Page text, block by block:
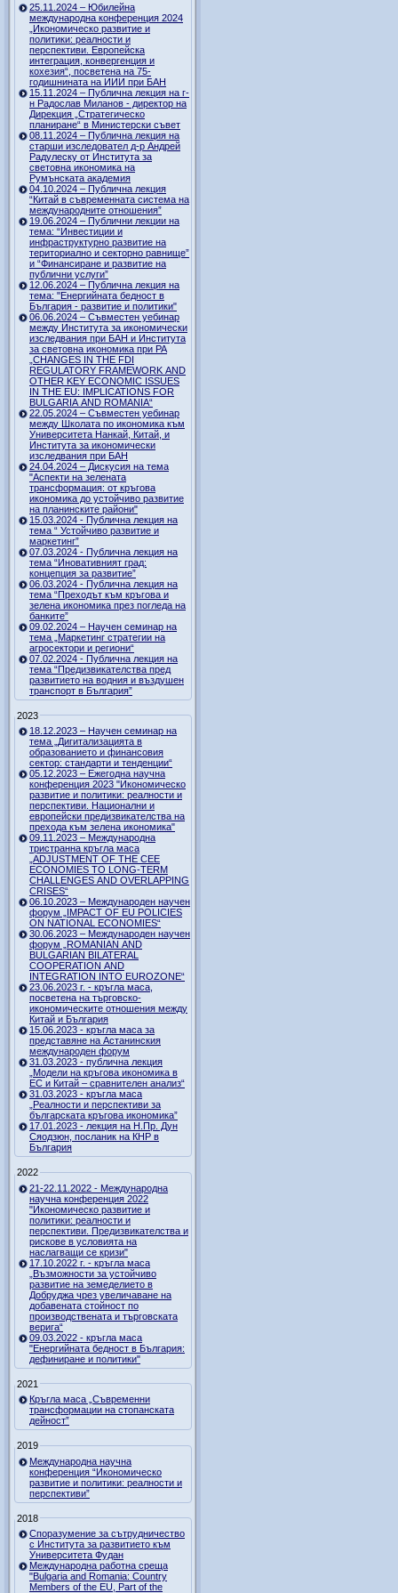
25.11.2024 – Юбилейна
международна конференция 2024
„Икономическо развитие и
политики: реалности и
перспективи. Европейска
интеграция, конвергенция и
кохезия“, посветена на 75-
годишнината на ИИИ при БАН
15.11.2024 – Публична лекция на г-
н Радослав Миланов - директор на
Дирекция „Стратегическо
планиране“ в Министерски съвет
08.11.2024 – Публична лекция на
старши изследовател д-р Андрей
Радулеску от Института за
световна икономика на
Румънската академия
04.10.2024 – Публична лекция
“Китай в съвременната система на
международните отношения”
19.06.2024 – Публични лекции на
тема: “Инвестиции и
инфраструктурно развитие на
териториално и секторно равнище”
и “Финансиране и развитие на
публични услуги”
12.06.2024 – Публична лекция на
тема: "Енергийната бедност в
България - развитие и политики"
06.06.2024 – Съвместен уебинар
между Института за икономически
изследвания при БАН и Института
за световна икономика при РА
„CHANGES IN THE FDI
REGULATORY FRAMEWORK AND
OTHER KEY ECONOMIC ISSUES
IN THE EU: IMPLICATIONS FOR
BULGARIA AND ROMANIA“
22.05.2024 – Съвместен уебинар
между Школата по икономика към
Университета Нанкай, Китай, и
Института за икономически
изследвания при БАН
24.04.2024 – Дискусия на тема
"Аспекти на зелената
трансформация: от кръгова
икономика до устойчиво развитие
на планинските райони"
15.03.2024 - Публична лекция на
тема “ Устойчиво развитие и
маркетинг”
07.03.2024 - Публична лекция на
тема “Иновативният град:
концепция за развитие”
06.03.2024 - Публична лекция на
тема “Преходът към кръгова и
зелена икономика през погледа на
банките”
09.02.2024 – Научен семинар на
тема „Маркетинг стратегии на
агросектори и региони“
07.02.2024 - Публична лекция на
тема “Предизвикателства пред
развитието на водния и въздушен
транспорт в България”
2023
18.12.2023 – Научен семинар на
тема „Дигитализацията в
образованието и финансовия
сектор: стандарти и тенденции“
05.12.2023 – Ежегодна научна
конференция 2023 "Икономическо
развитие и политики: реалности и
перспективи. Национални и
европейски предизвикателства на
прехода към зелена икономика"
09.11.2023 – Международна
тристранна кръгла маса
„ADJUSTMENT OF THE CEE
ECONOMIES TO LONG-TERM
CHALLENGES AND OVERLAPPING
CRISES“
06.10.2023 – Международен научен
форум „IMPACT OF EU POLICIES
ON NATIONAL ECONOMIES“
30.06.2023 – Международен научен
форум „ROMANIAN AND
BULGARIAN BILATERAL
COOPERATION AND
INTEGRATION INTO EUROZONE“
23.06.2023 г. - кръгла маса,
посветена на търговско-
икономическите отношения между
Китай и България
15.06.2023 - кръгла маса за
представяне на Астанинския
международен форум
31.03.2023 - публична лекция
„Модели на кръгова икономика в
ЕС и Китай – сравнителен анализ“
31.03.2023 - кръгла маса
„Реалности и перспективи за
българската кръгова икономика”
17.01.2023 - лекция на Н.Пр. Дун
Сяодзюн, посланик на КНР в
България
2022
21-22.11.2022 - Международна
научна конференция 2022
"Икономическо развитие и
политики: реалности и
перспективи. Предизвикателства и
рискове в условията на
наслагващи се кризи"
17.10.2022 г. - кръгла маса
„Възможности за устойчиво
развитие на земеделието в
Добруджа чрез увеличаване на
добавената стойност по
производствената и търговската
верига“
09.03.2022 - кръгла маса
"Енергийната бедност в България:
дефиниране и политики"
2021
Кръгла маса „Съвременни
трансформации на стопанската
дейност”
2019
Международна научна
конференция “Икономическо
развитие и политики: реалности и
перспективи”
2018
Споразумение за сътрудничество
с Института за развитието към
Университета Фудан
Международна работна среща
"Bulgaria and Romania: Country
Members of the EU, Part of the